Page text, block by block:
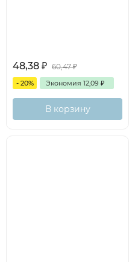
48,38 ₽ 60,47₽
- 20% Экономия 12,09 ₽
В корзину